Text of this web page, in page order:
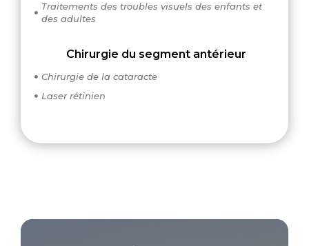

Traitements des troubles visuels des enfants et
des adultes
Chirurgie du segment antérieur
 Chirurgie de la cataracte
 Laser rétinien